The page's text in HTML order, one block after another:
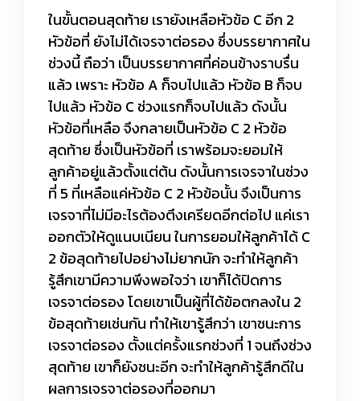
ในขั้นตอนสุดท้าย เรายังเหลือหัวข้อ C อีก 2
หัวข้อที่ ยังไม่ได้เจรจาต่อรอง ซึ่งบรรยากาศใน
ช่วงนี้ ถือว่า เป็นบรรยากาศที่ค่อนข้างราบรื่น
แล้ว เพราะ หัวข้อ A ก็จบไปแล้ว หัวข้อ B ก็จบ
ไปแล้ว หัวข้อ C ช่วงแรกก็จบไปแล้ว ดังนั้น
หัวข้อที่เหลือ จึงกลายเป็นหัวข้อ C 2 หัวข้อ
สุดท้าย ซึ่งเป็นหัวข้อที่ เราพร้อมจะยอมให้
ลูกค้าอยู่แล้วตั้งแต่ต้น ดังนั้นการเจรจาในช่วง
ที่ 5 ที่เหลือแค่หัวข้อ C 2 หัวข้อนั้น จึงเป็นการ
เจรจาที่ไม่มีอะไรต้องตึงเครียดอีกต่อไป แค่เรา
ออกตัวให้ดูแนบเนียน ในการยอมให้ลูกค้าได้ C
2 ข้อสุดท้ายไปอย่างไม่ยากนัก จะทำให้ลูกค้า
รู้สึกเขามีความพึงพอใจว่า เขาก็ได้ปิดการ
เจรจาต่อรอง โดยเขาเป็นผู้ที่ได้ข้อตกลงใน 2
ข้อสุดท้ายเช่นกัน ทำให้เขารู้สึกว่า เขาชนะการ
เจรจาต่อรอง ตั้งแต่ครั้งแรกช่วงที่ 1 จนถึงช่วง
สุดท้าย เขาก็ยังชนะอีก จะทำให้ลูกค้ารู้สึกดีใน
ผลการเจรจาต่อรองที่ออกมา